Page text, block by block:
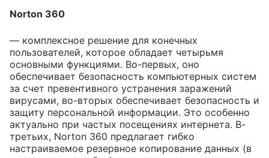
Norton 360
— комплексное решение для конечных
пользователей, которое обладает четырьмя
основными функциями. Во-первых, оно
обеспечивает безопасность компьютерных систем
за счет превентивного устранения заражений
вирусами, во-вторых обеспечивает безопасность и
защиту персональной информации. Это особенно
актуально при частых посещениях интернета. В-
третьих, Norton 360 предлагает гибко
настраиваемое резервное копирование данных (в